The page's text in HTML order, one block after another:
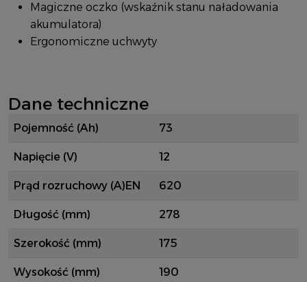
Magiczne oczko (wskaźnik stanu naładowania
akumulatora)
Ergonomiczne uchwyty
Dane techniczne
Pojemność (Ah) 73
Napięcie (V) 12
Prąd rozruchowy (A)EN 620
Długość (mm) 278
Szerokość (mm) 175
Wysokość (mm) 190